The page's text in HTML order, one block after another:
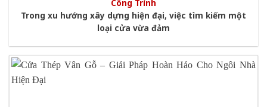
Công Trình
Trong xu hướng xây dựng hiện đại, việc tìm kiếm một
loại cửa vừa đảm